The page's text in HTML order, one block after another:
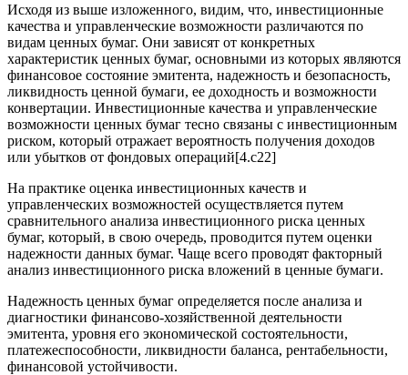
Исходя из выше изложенного, видим, что, инвестиционные
качества и управленческие возможности различаются по
видам ценных бумаг. Они зависят от конкретных
характеристик ценных бумаг, основными из которых являются
финансовое состояние эмитента, надежность и безопасность,
ликвидность ценной бумаги, ее доходность и возможности
конвертации. Инвестиционные качества и управленческие
возможности ценных бумаг тесно связаны с инвестиционным
риском, который отражает вероятность получения доходов
или убытков от фондовых операций[4.c22]
На практике оценка инвестиционных качеств и
управленческих возможностей осуществляется путем
сравнительного анализа инвестиционного риска ценных
бумаг, который, в свою очередь, проводится путем оценки
надежности данных бумаг. Чаще всего проводят факторный
анализ инвестиционного риска вложений в ценные бумаги.
Надежность ценных бумаг определяется после анализа и
диагностики финансово-хозяйственной деятельности
эмитента, уровня его экономической состоятельности,
платежеспособности, ликвидности баланса, рентабельности,
финансовой устойчивости.